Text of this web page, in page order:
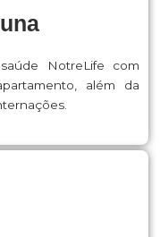
NotreLife com
além da